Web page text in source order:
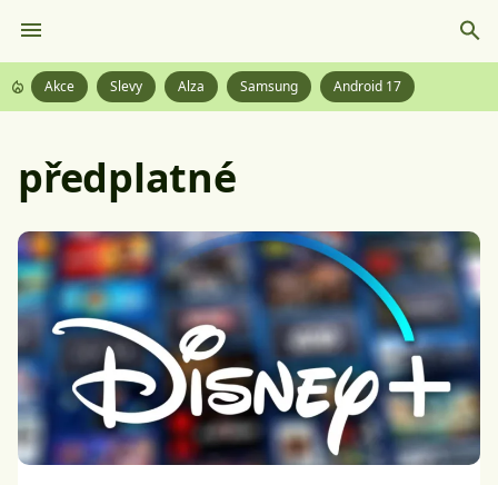
Akce Slevy Alza Samsung Android 17
předplatné